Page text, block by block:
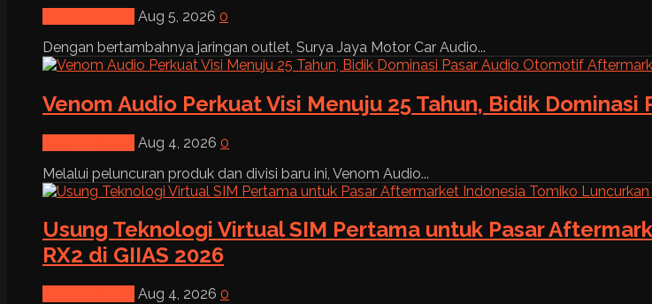
Aug 5, 2026 0
Dengan bertambahnya jaringan outlet, Surya Jaya Motor Car Audio...
Venom Audio Perkuat Visi Menuju 25 Tahun, Bidik
Aug 4, 2026 0
Melalui peluncuran produk dan divisi baru ini, Venom Audio...
Usung Teknologi Virtual SIM Pertama untuk Pasar
RX2 di GIIAS 2026
Aug 4, 2026 0